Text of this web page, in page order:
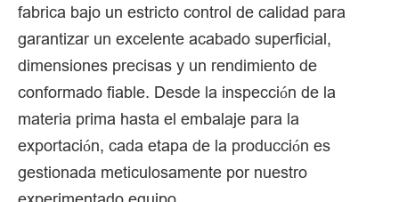
fabrica bajo un estricto control de calidad para
garantizar un excelente acabado superficial,
dimensiones precisas y un rendimiento de
conformado fiable. Desde la inspección de la
materia prima hasta el embalaje para la
exportación, cada etapa de la producción es
gestionada meticulosamente por nuestro